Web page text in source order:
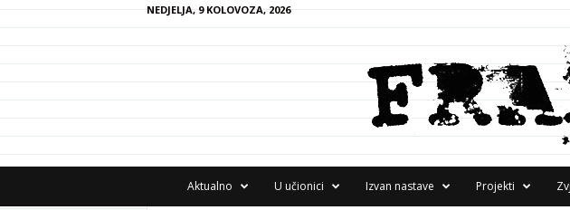
NEDJELJA, 9 KOLOVOZA, 2026
Aktualno U učionici Izvan nastave Projekti